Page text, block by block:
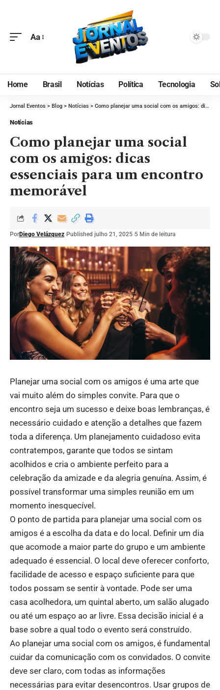
Aa
Home Brasil Notícias Política Tecnologia
Jornal Eventos > Blog > Notícias > Como planejar uma social com os amigos: dicas essenciais para um encontro memorável
Notícias
Como planejar uma social
com os amigos: dicas
essenciais para um encontro
memorável
PorDiego Velázquez Published julho 21, 2025 5 Min de leitura
Planejar uma social com os amigos é uma arte que
vai muito além do simples convite. Para que o
encontro seja um sucesso e deixe boas lembranças, é
necessário cuidado e atenção a detalhes que fazem
toda a diferença. Um planejamento cuidadoso evita
contratempos, garante que todos se sintam
acolhidos e cria o ambiente perfeito para a
celebração da amizade e da alegria genuína. Assim, é
possível transformar uma simples reunião em um
momento inesquecível.
O ponto de partida para planejar uma social com os
amigos é a escolha da data e do local. Definir um dia
que acomode a maior parte do grupo e um ambiente
adequado é essencial. O local deve oferecer conforto,
facilidade de acesso e espaço suficiente para que
todos possam se sentir à vontade. Pode ser uma
casa acolhedora, um quintal aberto, um salão alugado
ou até um espaço ao ar livre. Essa decisão inicial é a
base sobre a qual todo o evento será construído.
Ao planejar uma social com os amigos, é fundamental
cuidar da comunicação com os convidados. O convite
deve ser claro, com todas as informações
necessárias para evitar desencontros. Usar grupos de